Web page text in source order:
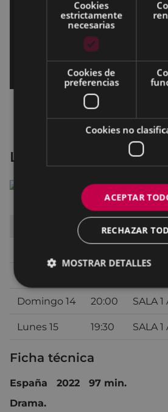
La quietud en la
HORA SALA
Domingo 14 20:00 SALA 1
Lunes 15 19:30 SALA 1
Ficha técnica
España 2022 97 min.
Drama.
Cookies
estrictamente
necesarias
Cookies de
preferencias
Cookies no
ACEPTAR
RECHAZAR
MOSTRAR DETALLES